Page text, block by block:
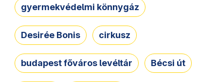
gyermekvédelmi könnygáz
Desirée Bonis cirkusz
budapest főváros levéltár Bécsi út